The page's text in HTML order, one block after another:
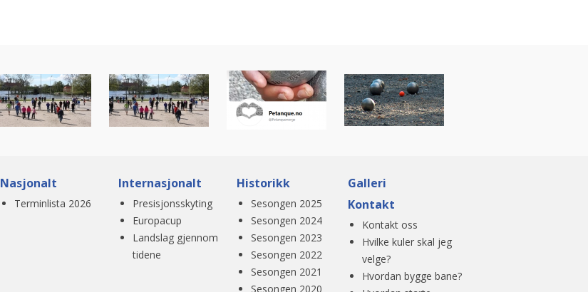
Nasjonalt
Terminlista 2026
Internasjonalt
Presisjonsskyting
Europacup
Landslag gjennom
tidene
Historikk
Sesongen 2025
Sesongen 2024
Sesongen 2023
Sesongen 2022
Sesongen 2021
Sesongen 2020
Galleri
Kontakt
Kontakt oss
Hvilke kuler skal jeg
velge?
Hvordan bygge bane?